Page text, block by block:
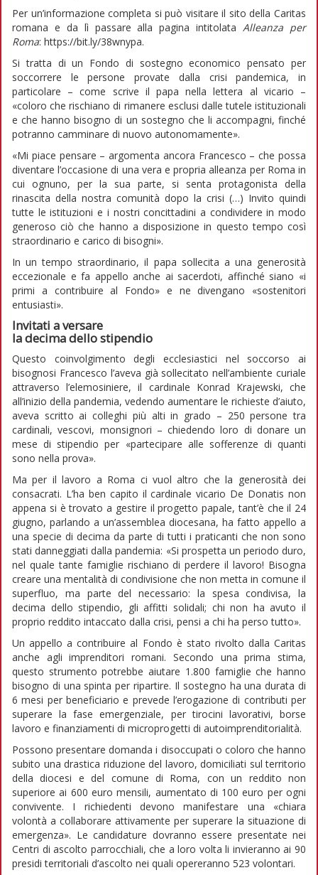
Per un’informazione completa si può visitare il sito della Caritas
romana e da lì passare alla pagina intitolataAlleanza per
Roma: https://bit.ly/38wnypa.
Si tratta di un Fondo di sostegno economico pensato per
soccorrere le persone provate dalla crisi pandemica, in
particolare – come scrive il papa nella lettera al vicario –
«coloro che rischiano di rimanere esclusi dalle tutele istituzionali
e che hanno bisogno di un sostegno che li accompagni, finché
potranno camminare di nuovo autonomamente».
«Mi piace pensare – argomenta ancora Francesco – che possa
diventare l’occasione di una vera e propria alleanza per Roma in
cui ognuno, per la sua parte, si senta protagonista della
rinascita della nostra comunità dopo la crisi (…) Invito quindi
tutte le istituzioni e i nostri concittadini a condividere in modo
generoso ciò che hanno a disposizione in questo tempo così
straordinario e carico di bisogni».
In un tempo straordinario, il papa sollecita a una generosità
eccezionale e fa appello anche ai sacerdoti, affinché siano «i
primi a contribuire al Fondo» e ne divengano «sostenitori
entusiasti».
Invitati a versare
la decima dello stipendio
Questo coinvolgimento degli ecclesiastici nel soccorso ai
bisognosi Francesco l’aveva già sollecitato nell’ambiente curiale
attraverso l’elemosiniere, il cardinale Konrad Krajewski, che
all’inizio della pandemia, vedendo aumentare le richieste d’aiuto,
aveva scritto ai colleghi più alti in grado – 250 persone tra
cardinali, vescovi, monsignori – chiedendo loro di donare un
mese di stipendio per «partecipare alle sofferenze di quanti
sono nella prova».
Ma per il lavoro a Roma ci vuol altro che la generosità dei
consacrati. L’ha ben capito il cardinale vicario De Donatis non
appena si è trovato a gestire il progetto papale, tant’è che il 24
giugno, parlando a un’assemblea diocesana, ha fatto appello a
una specie di decima da parte di tutti i praticanti che non sono
stati danneggiati dalla pandemia: «Si prospetta un periodo duro,
nel quale tante famiglie rischiano di perdere il lavoro! Bisogna
creare una mentalità di condivisione che non metta in comune il
superfluo, ma parte del necessario: la spesa condivisa, la
decima dello stipendio, gli affitti solidali; chi non ha avuto il
proprio reddito intaccato dalla crisi, pensi a chi ha perso tutto».
Un appello a contribuire al Fondo è stato rivolto dalla Caritas
anche agli imprenditori romani. Secondo una prima stima,
questo strumento potrebbe aiutare 1.800 famiglie che hanno
bisogno di una spinta per ripartire. Il sostegno ha una durata di
6 mesi per beneficiario e prevede l’erogazione di contributi per
superare la fase emergenziale, per tirocini lavorativi, borse
lavoro e finanziamenti di microprogetti di autoimprenditorialità.
Possono presentare domanda i disoccupati o coloro che hanno
subito una drastica riduzione del lavoro, domiciliati sul territorio
della diocesi e del comune di Roma, con un reddito non
superiore ai 600 euro mensili, aumentato di 100 euro per ogni
convivente. I richiedenti devono manifestare una «chiara
volontà a collaborare attivamente per superare la situazione di
emergenza». Le candidature dovranno essere presentate nei
Centri di ascolto parrocchiali, che a loro volta li invieranno ai 90
presidi territoriali d’ascolto nei quali opereranno 523 volontari.